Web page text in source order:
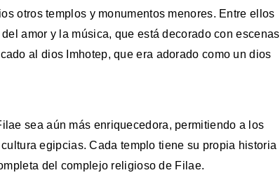
otros templos y monumentos menores. Entre ellos
amor y la música, que está decorado con escenas
al dios Imhotep, que era adorado como un dios
sea aún más enriquecedora, permitiendo a los
egipcias. Cada templo tiene su propia historia
del complejo religioso de Filae.